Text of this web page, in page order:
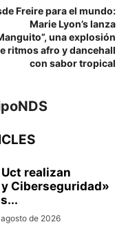
Freire para el mundo:
Marie Lyon’s lanza
una explosión
ritmos afro y dancehall
con sabor tropical
realizan
Ciberseguridad»
de 2026